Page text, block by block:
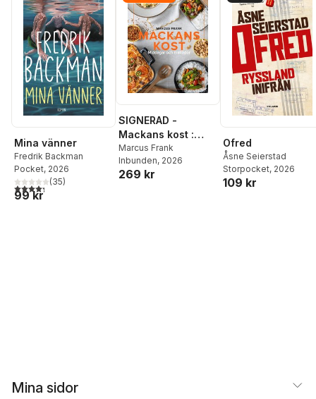
Mina vänner
Fredrik Backman
Pocket, 2026
4,3utav 5 stjärnor. Totalt antal röster:
(35)
99 kr
SIGNERAD -
Mackans kost :
Middagar och
matlådor
Marcus Frank
Inbunden, 2026
269 kr
Ofred
Åsne Seierstad
Storpocket, 2026
109 kr
Mina sidor